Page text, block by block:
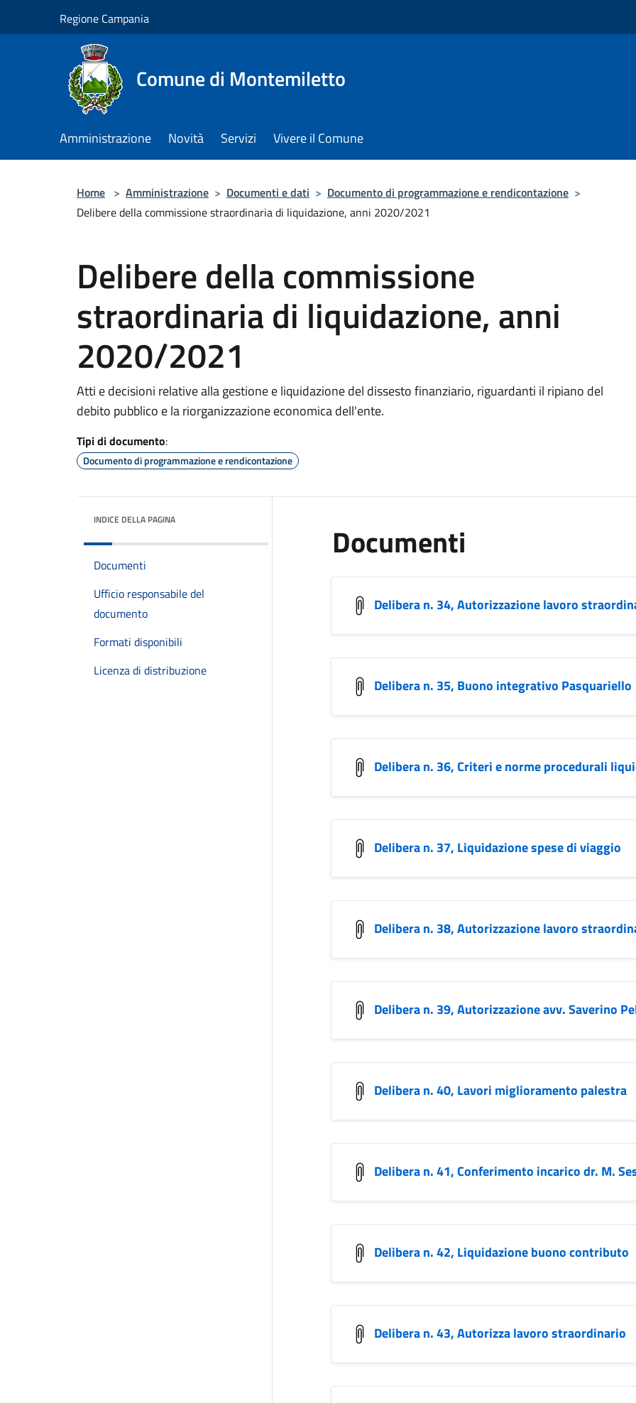
Regione Campania
Comune di Montemiletto
Amministrazione Novità Servizi Vivere il Comune
Home > Amministrazione > Documenti e dati > Documento di programmazione e rendicontazione >
Delibere della commissione straordinaria di liquidazione, anni 2020/2021
Delibere della commissione
straordinaria di liquidazione, anni
2020/2021
Atti e decisioni relative alla gestione e liquidazione del dissesto finanziario, riguardanti il ripiano del
debito pubblico e la riorganizzazione economica dell'ente.
Tipi di documento:
Documento di programmazione e rendicontazione
INDICE DELLA PAGINA
Documenti
Ufficio responsabile del
documento
Formati disponibili
Licenza di distribuzione
Documenti
Delibera n. 34, Autorizzazione lavoro
Delibera n. 35, Buono integrativo Pasquariello
Delibera n. 36, Criteri e norme procedurali
Delibera n. 37, Liquidazione spese di viaggio
Delibera n. 38, Autorizzazione lavoro
Delibera n. 39, Autorizzazione avv. Saverino
Delibera n. 40, Lavori miglioramento palestra
Delibera n. 41, Conferimento incarico dr. M.
Delibera n. 42, Liquidazione buono contributo
Delibera n. 43, Autorizza lavoro straordinario